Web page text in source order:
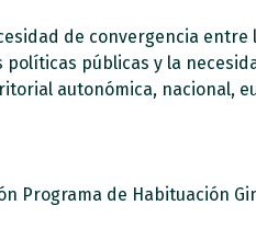
de convergencia entre
públicas y la
autonómica, nacional,
Programa de Habituación